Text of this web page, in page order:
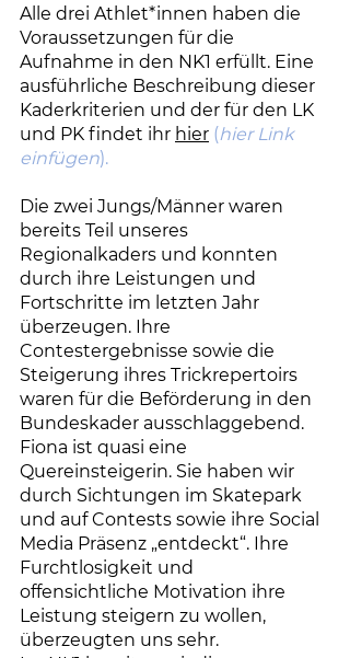
Alle drei Athlet*innen haben die
Voraussetzungen für die
Aufnahme in den NK1 erfüllt. Eine
ausführliche Beschreibung dieser
Kaderkriterien und der für den LK
und PK findet ihr hier (hier Link
einfügen).
Die zwei Jungs/Männer waren
bereits Teil unseres
Regionalkaders und konnten
durch ihre Leistungen und
Fortschritte im letzten Jahr
überzeugen. Ihre
Contestergebnisse sowie die
Steigerung ihres Trickrepertoirs
waren für die Beförderung in den
Bundeskader ausschlaggebend.
Fiona ist quasi eine
Quereinsteigerin. Sie haben wir
durch Sichtungen im Skatepark
und auf Contests sowie ihre Social
Media Präsenz „entdeckt“. Ihre
Furchtlosigkeit und
offensichtliche Motivation ihre
Leistung steigern zu wollen,
überzeugten uns sehr.